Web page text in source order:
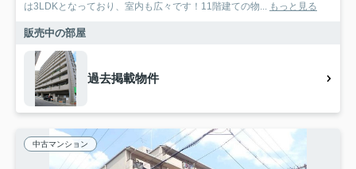
は3LDKとなっており、室内も広々です！11階建ての物... もっと見る
販売中の部屋
過去掲載物件
中古マンション